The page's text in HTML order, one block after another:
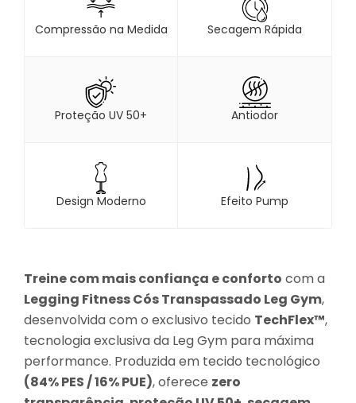
Compressão na Medida Secagem Rápida
Proteção UV 50+ Antiodor
Design Moderno Efeito Pump
Treine com mais confiança e conforto com a
Legging Fitness Cós Transpassado Leg Gym,
desenvolvida com o exclusivo tecido TechFlex™,
tecnologia exclusiva da Leg Gym para máxima
performance. Produzida em tecido tecnológico
(84% PES / 16% PUE), oferece zero